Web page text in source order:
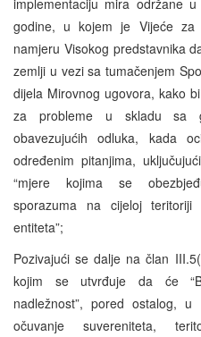
godine, u kojem je Vijeće za
namjeru Visokog predstavnika
zemlji u vezi sa tumačenjem
dijela Mirovnog ugovora, kako
za probleme u skladu sa
obavezujućih odluka, kada
određenim pitanjima,
“mjere kojima se
sporazuma na cijeloj
entiteta”;
Pozivajući se dalje na član
kojim se utvrđuje da će
nadležnost”, pored ostalog,
očuvanje suvereniteta,